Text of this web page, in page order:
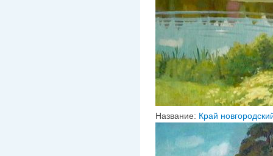
Название: Край